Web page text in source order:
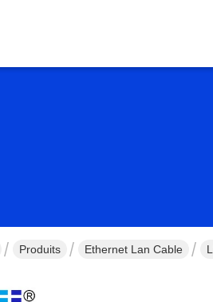
Produits Ethernet Lan Cable